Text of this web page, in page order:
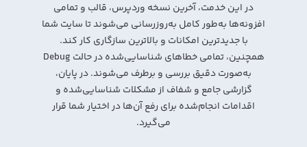
در این خدمت، آخرین نسخه وردپرس، قالب و تمامی
افزونه‌ها به‌طور کامل به‌روزرسانی می‌شوند تا سایت شما
با جدیدترین امکانات و بالاترین سازگاری کار کند.
همچنین، تمامی خطاهای شناسایی‌شده در حالت Debug
به‌صورت دقیق بررسی و برطرف می‌شوند. در پایان،
گزارشی جامع و شفاف از مشکلات شناسایی‌شده و
اقدامات انجام‌شده برای رفع آن‌ها در اختیار شما قرار
می‌گیرد.